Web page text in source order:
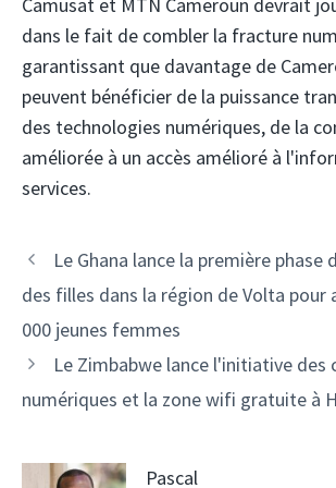
dans le fait de combler la fracture
garantissant que davantage de
peuvent bénéficier de la puissance
des technologies numériques, de la
améliorée à un accès amélioré à
services.
Navigation
des
Le Ghana lance la première
des filles dans la région de Volta pour
000 jeunes femmes
Le Zimbabwe lance l'initiative des
numériques et la zone wifi gratuite à
Pascal